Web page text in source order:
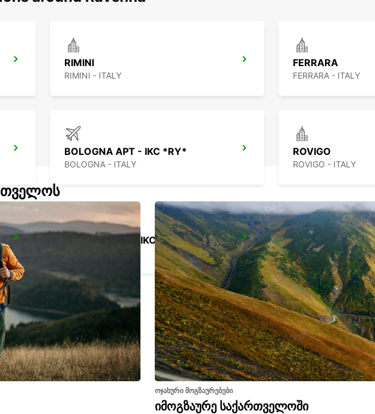
RIMINI
RIMINI - ITALY
FERRARA
FERRARA - ITALY
BOLOGNA APT - IKC *RY*
BOLOGNA - ITALY
ROVIGO
ROVIGO - ITALY
FLORENCE DT - IKC FLORENCE APT
FIRENZE - ITALY
ოჯახური მოგზაურებები
იმოგზაურე საქართველოში